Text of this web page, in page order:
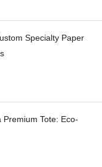
Specialty Paper
Tote: Eco-